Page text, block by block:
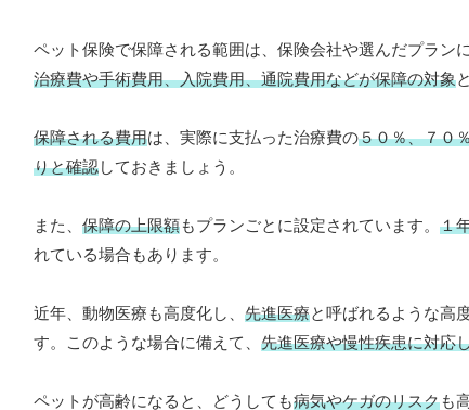
ペット保険で保障される範囲は、保険会社や選んだプラン
治療費や手術費用、入院費用、通院費用などが保障の対象
保障される費用は、実際に支払った治療費の５０％、７０
りと確認しておきましょう。
また、 保障の上限額もプランごとに設定されています。 １
れている場合もあります。
近年、動物医療も高度化し、 先進医療と呼ばれるような高
す。このような場合に備えて、 先進医療や慢性疾患に対応
ペットが高齢になると、どうしても病気やケガのリスクも